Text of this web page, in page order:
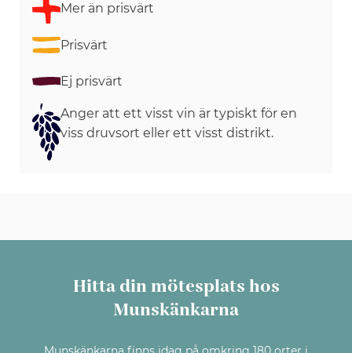
Mer än prisvärt
Prisvärt
Ej prisvärt
Anger att ett visst vin är typiskt för en
viss druvsort eller ett visst distrikt.
Hitta din mötesplats hos
Munskänkarna